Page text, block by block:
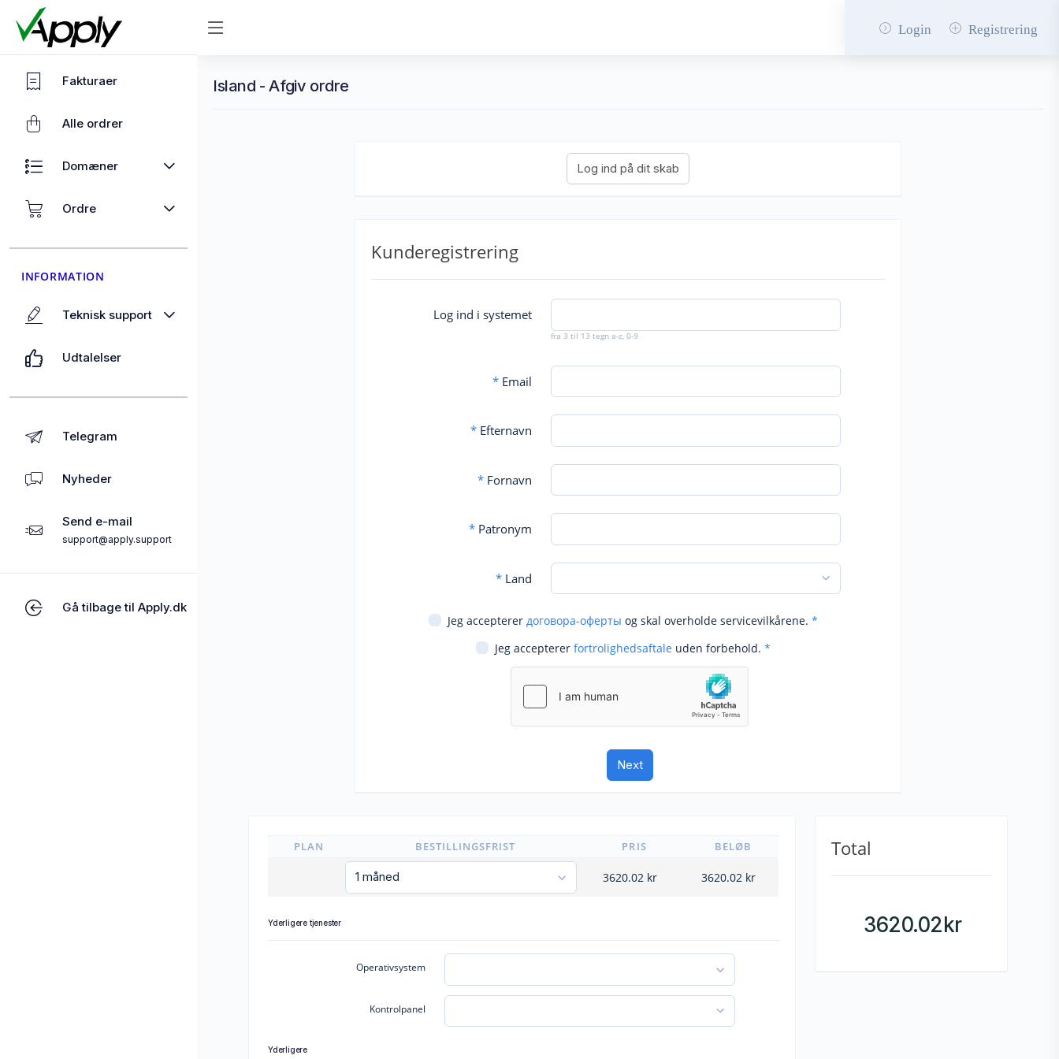
Login Registrering
Fakturaer
Alle ordrer
Domæner
Ordre
INFORMATION
Teknisk support
Udtalelser
Telegram
Nyheder
Send e-mail
support@apply.support
Gå tilbage til Apply.dk
Island - Afgiv ordre
Kunderegistrering
Log ind i systemet
fra 3 til 13 tegn a-z, 0-9
*Email
*Efternavn
*Fornavn
*Patronym
*Land
Jeg accepterer договора-оферты og skal overholde servicevilkårene. *
Jeg accepterer fortrolighedsaftale uden forbehold. *
PLAN BESTILLINGSFRIST PRIS BELØB
3620.02kr 3620.02 kr
Yderligere tjenester
Operativsystem
Kontrolpanel
Yderligere
Total
3620.02kr